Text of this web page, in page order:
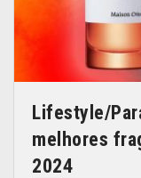
Lifestyle/
melhores
2024